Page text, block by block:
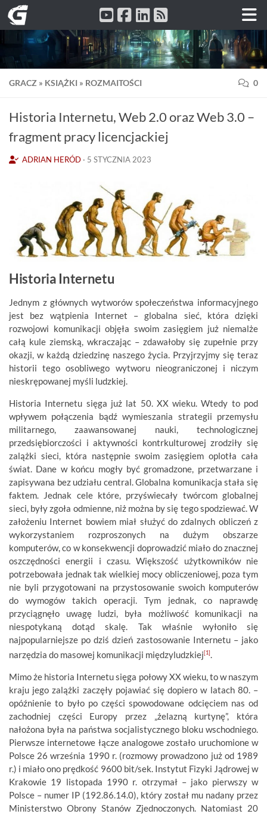
Przeskocz do treści
GRACZ » KSIĄŻKI » ROZMAITOŚCI 0
Historia Internetu, Web 2.0 oraz Web 3.0 –
fragment pracy licencjackiej
ADRIAN HERÓD · 5 STYCZNIA 2023
Historia Internetu
Jednym z głównych wytworów społeczeństwa informacyjnego
jest bez wątpienia Internet – globalna sieć, która dzięki
rozwojowi komunikacji objęła swoim zasięgiem już niemalże
całą kule ziemską, wkraczając – zdawałoby się zupełnie przy
okazji, w każdą dziedzinę naszego życia. Przyjrzyjmy się teraz
historii tego osobliwego wytworu nieograniczonej i niczym
nieskrępowanej myśli ludzkiej.
Historia Internetu sięga już lat 50. XX wieku. Wtedy to pod
wpływem połączenia bądź wymieszania strategii przemysłu
militarnego, zaawansowanej nauki, technologicznej
przedsiębiorczości i aktywności kontrkulturowej zrodziły się
zalążki sieci, która następnie swoim zasięgiem oplotła cała
świat. Dane w końcu mogły być gromadzone, przetwarzane i
zapisywana bez udziału central. Globalna komunikacja stała się
faktem. Jednak cele które, przyświecały twórcom globalnej
sieci, były zgoła odmienne, niż można by się tego spodziewać. W
założeniu Internet bowiem miał służyć do zdalnych obliczeń z
wykorzystaniem rozproszonych na dużym obszarze
komputerów, co w konsekwencji doprowadzić miało do znacznej
oszczędności energii i czasu. Większość użytkowników nie
potrzebowała jednak tak wielkiej mocy obliczeniowej, poza tym
nie byli przygotowani na przystosowanie swoich komputerów
do wymogów takich operacji. Tym jednak, co naprawdę
przyciągnęło uwagę ludzi, była możliwość komunikacji na
niespotykaną dotąd skalę. Tak właśnie wyłoniło się
najpopularniejsze po dziś dzień zastosowanie Internetu – jako
narzędzia do masowej komunikacji międzyludzkiej[1].
Mimo że historia Internetu sięga połowy XX wieku, to w naszym
kraju jego zalążki zaczęły pojawiać się dopiero w latach 80. –
opóźnienie to było po części spowodowane odcięciem nas od
zachodniej części Europy przez „żelazną kurtynę”, która
nałożona była na państwa socjalistycznego bloku wschodniego.
Pierwsze internetowe łącze analogowe zostało uruchomione w
Polsce 26 września 1990 r. (rozmowy prowadzono już od 1989
r.) i miało ono prędkość 9600 bit/sek. Instytut Fizyki Jądrowej w
Krakowie 19 listopada 1990 r. otrzymał – jako pierwszy w
Polsce – numer IP (192.86.14.0), który został mu nadany przez
Ministerstwo Obrony Stanów Zjednoczonych. Natomiast 20